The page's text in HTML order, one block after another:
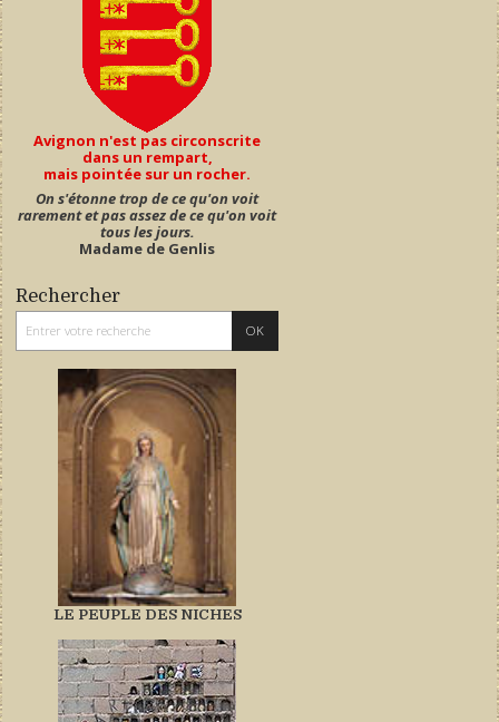
Avignon n'est pas circonscrite
dans un rempart,
mais pointée sur un rocher.
On s'étonne trop de ce qu'on voit
rarement et pas assez de ce qu'on voit
tous les jours.
Madame de Genlis
Rechercher
LE PEUPLE DES NICHES